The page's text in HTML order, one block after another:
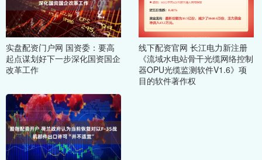
实盘配资门户网 国资委：要高
起点谋划好下一步深化国资国企
改革工作
线下配资官网 长江电力新注册
《流域水电站骨干光缆网络控制
器OPU光缆监测软件V1.6》项
目的软件著作权